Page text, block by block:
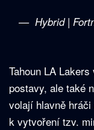
— ឵឵ ឵឵Hybrid |
Tahoun LA
postavy, ale také
volají hlavně
k vytvoření tzv.